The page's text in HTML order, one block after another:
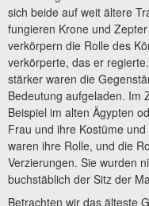
sich beide auf weit ältere
fungieren Krone und
verkörpern die Rolle des
verkörperte, das er
stärker waren die
Bedeutung aufgeladen. Im
Beispiel im alten Ägypten
Frau und ihre Kostüme
waren ihre Rolle, und die
Verzierungen. Sie wurden
buchstäblich der Sitz der
Betrachten wir das älteste